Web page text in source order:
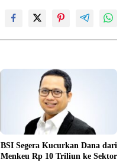
BSI Segera Kucurkan Dana dari
Menkeu Rp 10 Triliun ke Sektor